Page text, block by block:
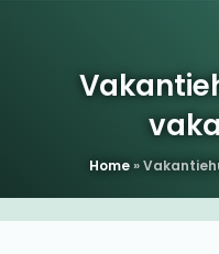
Home»